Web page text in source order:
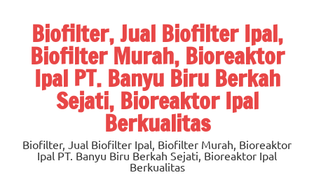
contentBiofilter, Jual Biofilter Ipal,
Biofilter Murah, Bioreaktor
Ipal PT. Banyu Biru Berkah
Sejati, Bioreaktor Ipal
Berkualitas
Biofilter, Jual Biofilter Ipal, Biofilter Murah, Bioreaktor
Ipal PT. Banyu Biru Berkah Sejati, Bioreaktor Ipal
Berkualitas